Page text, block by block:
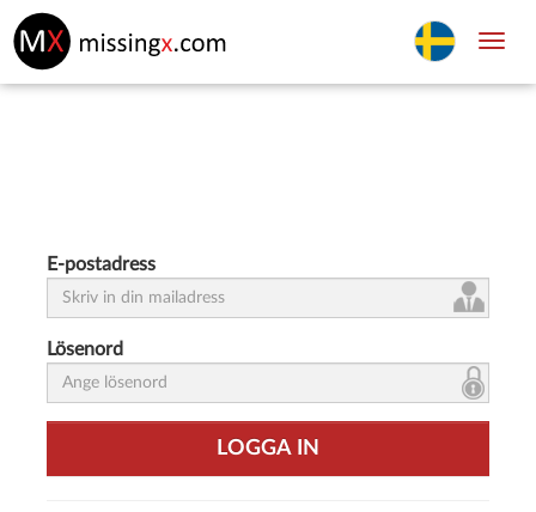
E-postadress
Lösenord
LOGGA IN